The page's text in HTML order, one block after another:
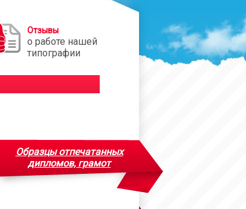
Отзывы
о работе нашей
типографии
Образцы отпечатанных
дипломов, грамот